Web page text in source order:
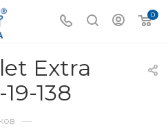
0
Extra
138
—